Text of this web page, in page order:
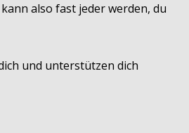
also fast jeder werden, du
und unterstützen dich